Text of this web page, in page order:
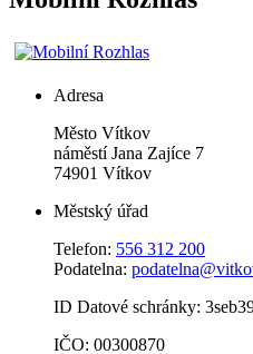
Adresa
Město Vítkov
náměstí Jana Zajíce 7
74901 Vítkov
Městský úřad
Telefon: 556 312 200
Podatelna:
ID Datové schránky:
IČO: 00300870